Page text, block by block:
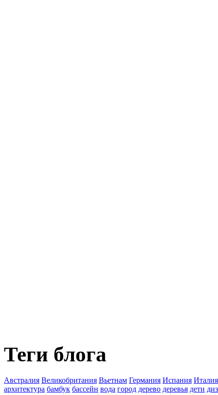
Теги блога
Австралия Великобритания Вьетнам Германия Испания Италия
архитектура бамбук бассейн вода город дерево деревья дети